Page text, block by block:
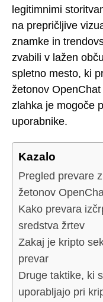
legitimnimi
na prepričljive
znamke in
zvabili v lažen
spletno mesto, ki
žetonov
zlahka je mogoče
uporabnike.
Kazalo
Pregled prevare
žetonov
Kako prevara
sredstva žrtev
Zakaj je kripto
prevar
Druge taktike, ki
uporabljajo pri